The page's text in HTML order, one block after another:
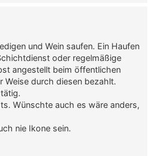
und Wein saufen. Ein Haufen
oder regelmäßige
angestellt beim öffentlichen
Weise durch diesen bezahlt.
Wünschte auch es wäre anders,
nie Ikone sein.